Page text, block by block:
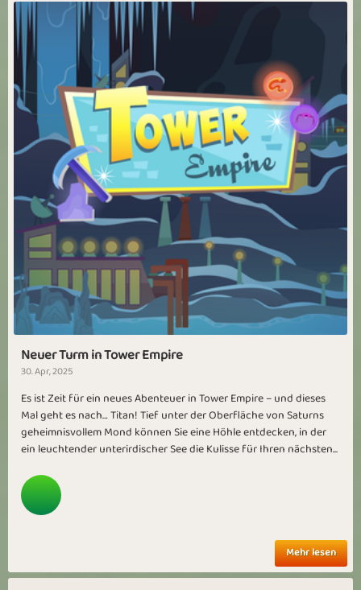
Neuer Turm in Tower Empire
30. Apr, 2025
Es ist Zeit für ein neues Abenteuer in Tower Empire – und dieses
Mal geht es nach… Titan! Tief unter der Oberfläche von Saturns
geheimnisvollem Mond können Sie eine Höhle entdecken, in der
ein leuchtender unterirdischer See die Kulisse für Ihren nächsten...
Mehr lesen